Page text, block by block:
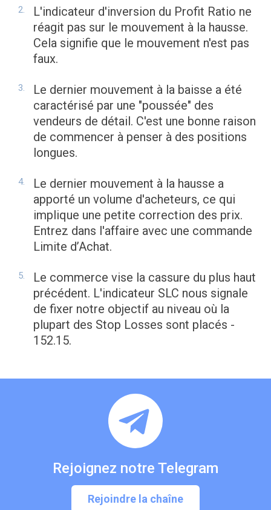
L'indicateur d'inversion du Profit Ratio ne
réagit pas sur le mouvement à la hausse.
Cela signifie que le mouvement n'est pas
faux.
Le dernier mouvement à la baisse a été
caractérisé par une "poussée" des
vendeurs de détail. C'est une bonne raison
de commencer à penser à des positions
longues.
Le dernier mouvement à la hausse a
apporté un volume d'acheteurs, ce qui
implique une petite correction des prix.
Entrez dans l'affaire avec une commande
Limite d’Achat.
Le commerce vise la cassure du plus haut
précédent. L'indicateur SLC nous signale
de fixer notre objectif au niveau où la
plupart des Stop Losses sont placés -
152.15.
Rejoignez notre Telegram
Rejoindre la chaîne